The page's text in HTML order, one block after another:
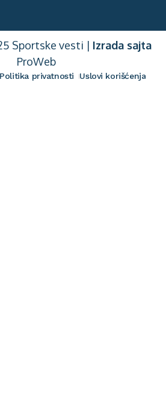
Sportske vesti | Izrada sajta
ProWeb
Politika privatnosti Uslovi korišćenja